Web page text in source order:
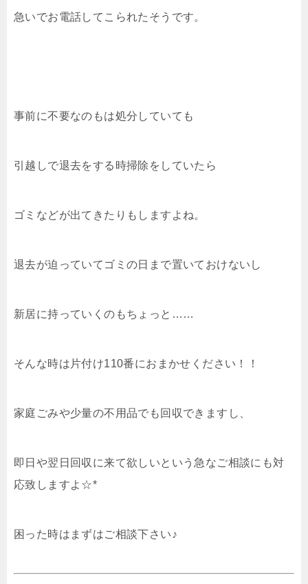
急いでお電話してこられたそうです。
事前に不要なのもは処分していても
引越しで退去をする時掃除をしていたら
ゴミなどが出てきたりもしますよね。
退去が迫っていてゴミの日まで置いておけないし
新居に持っていくのもちょっと……
そんな時は片付け110番におまかせください！！
家庭ごみや少量の不用品でも回収できますし、
即日や翌日回収に来て欲しいという急なご相談にも対
応致しますよ☆*
困った時はまずはご相談下さい♪